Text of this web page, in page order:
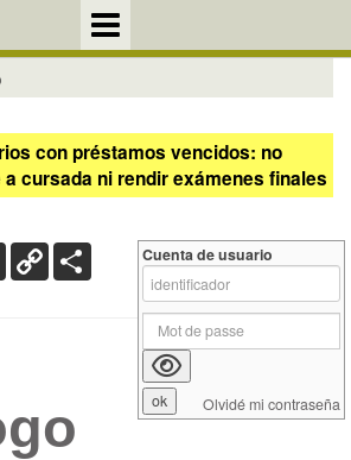
con préstamos vencidos: no
cursada ni rendir exámenes finales
X Copy
Link
Cuenta de usuario
Olvidé mi contraseña